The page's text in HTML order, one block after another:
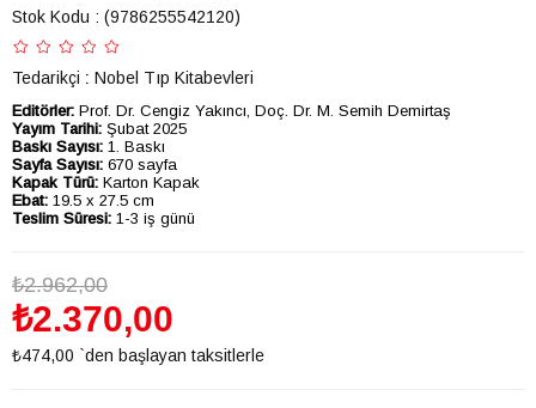
Stok Kodu (9786255542120)
Tedarikçi : Nobel Tıp Kitabevleri
Editörler: Prof. Dr. Cengiz Yakıncı, Doç. Dr. M. Semih Demirtaş
Yayım Tarihi: Şubat 2025
Baskı Sayısı: 1. Baskı
Sayfa Sayısı: 670 sayfa
Kapak Türü: Karton Kapak
Ebat: 19.5 x 27.5 cm
Teslim Süresi: 1-3 iş günü
₺2.962,00
₺2.370,00
₺474,00 `den başlayan taksitlerle